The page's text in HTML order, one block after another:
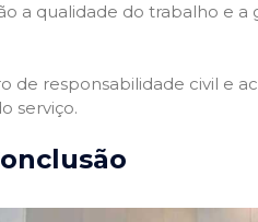
a qualidade do trabalho e
responsabilidade civil e
serviço.